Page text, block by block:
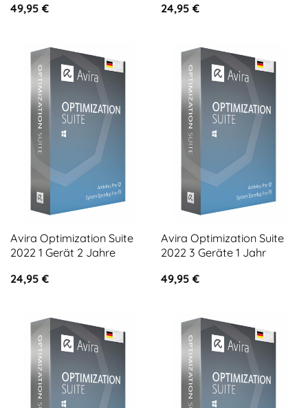
49,95 €
24,95 €
Avira Optimization Suite
2022 1 Gerät 2 Jahre
24,95 €
Avira Optimization Suite
2022 3 Geräte 1 Jahr
49,95 €